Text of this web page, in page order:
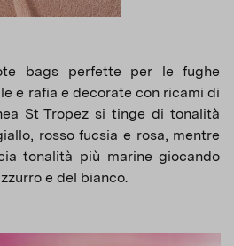
bags perfette per le fughe
e rafia e decorate con ricami di
St Tropez si tinge di tonalità
rosso fucsia e rosa, mentre
tonalità più marine giocando
e del bianco.